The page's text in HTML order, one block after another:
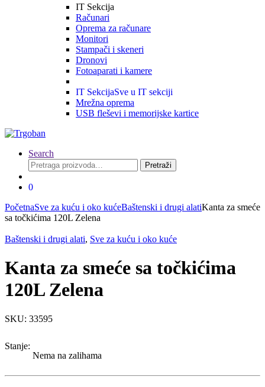
IT Sekcija
Računari
Oprema za računare
Monitori
Stampači i skeneri
Dronovi
Fotoaparati i kamere
IT SekcijaSve u IT sekciji
Mrežna oprema
USB fleševi i memorijske kartice
Search
Pretraga
za:
Pretraži
0
PočetnaSve za kuću i oko kućeBaštenski i drugi alatiKanta za smeće
sa točkićima 120L Zelena
Baštenski i drugi alati, Sve za kuću i oko kuće
Kanta za smeće sa točkićima
120L Zelena
SKU: 33595
Stanje:
Nema na zalihama